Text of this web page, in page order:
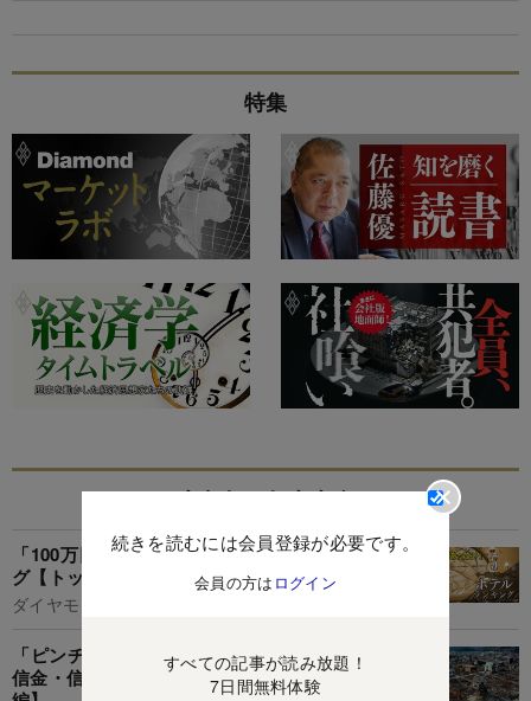
続きを読むには会員登録が必要です。
会員の方は ログイン
すべての記事が読み放題！
7日間無料体験
特集
あなたにおすすめ
「100万円あったら泊まりたい」ホテルランキン
グ【トップ10】4軒ランク入りした会社の実力
ダイヤモンド編集部,土本匡孝
「ピンチをチャンスに」こそ復興の本質、地銀&
信金・信組が直面した能登半島地震のリアル【後